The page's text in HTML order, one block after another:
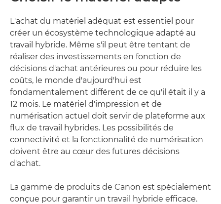
L'achat du matériel adéquat est essentiel pour
créer un écosystème technologique adapté au
travail hybride. Même s'il peut être tentant de
réaliser des investissements en fonction de
décisions d'achat antérieures ou pour réduire les
coûts, le monde d'aujourd'hui est
fondamentalement différent de ce qu'il était il y a
12 mois. Le matériel d'impression et de
numérisation actuel doit servir de plateforme aux
flux de travail hybrides. Les possibilités de
connectivité et la fonctionnalité de numérisation
doivent être au cœur des futures décisions
d'achat.
La gamme de produits de Canon est spécialement
conçue pour garantir un travail hybride efficace.